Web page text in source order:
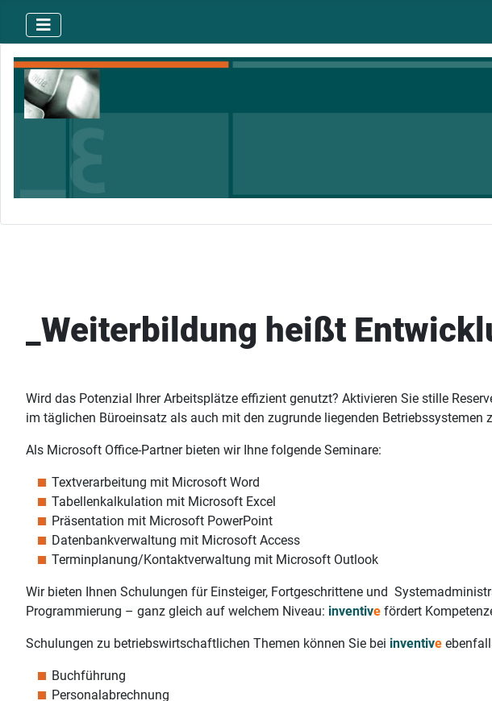
_Weiterbildung heißt
Wird das Potenzial Ihrer Arbeitsplätze effizient genutzt? Aktivieren Sie stille
im täglichen Büroeinsatz als auch mit den zugrunde liegenden Betriebssystemen
Als Microsoft Office-Partner bieten wir Ihne folgende Seminare:
Textverarbeitung mit Microsoft Word
Tabellenkalkulation mit Microsoft Excel
Präsentation mit Microsoft PowerPoint
Datenbankverwaltung mit Microsoft Access
Terminplanung/Kontaktverwaltung mit Microsoft Outlook
Wir bieten Ihnen Schulungen für Einsteiger, Fortgeschrittene und
Programmierung – ganz gleich auf welchem Niveau: inventive fördert
Schulungen zu betriebswirtschaftlichen Themen können Sie bei inventive
Buchführung
Personalabrechnung